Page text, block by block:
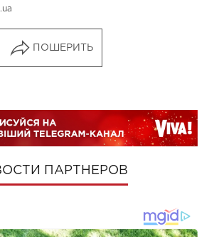
ПОШЕРИТЬ
ПАРТНЕРОВ